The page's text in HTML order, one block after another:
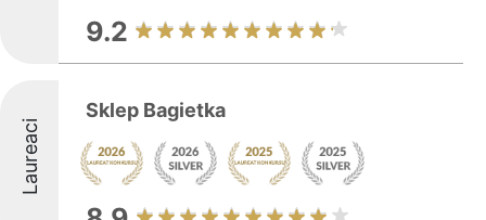
9.2
Laureaci
Sklep Bagietka